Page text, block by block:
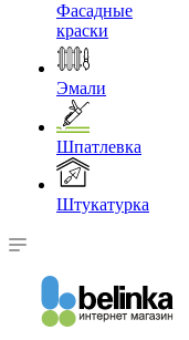
Фасадные
краски
Эмали
Шпатлевка
Штукатурка